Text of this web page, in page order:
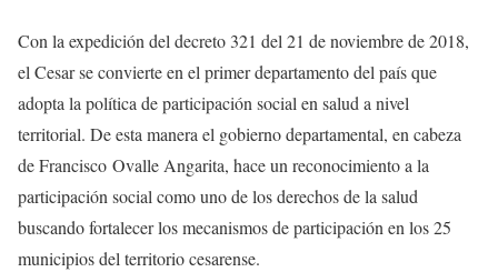
Con la expedición del decreto 321 del 21 de noviembre de 2018,
el Cesar se convierte en el primer departamento del país que
adopta la política de participación social en salud a nivel
territorial. De esta manera el gobierno departamental, en cabeza
de Francisco Ovalle Angarita, hace un reconocimiento a la
participación social como uno de los derechos de la salud
buscando fortalecer los mecanismos de participación en los 25
municipios del territorio cesarense.